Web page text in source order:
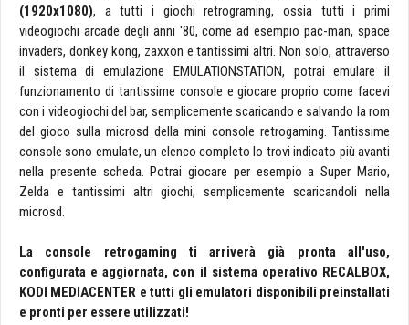
(1920x1080), a tutti i giochi retrograming, ossia tutti i primi
videogiochi arcade degli anni '80, come ad esempio pac-man, space
invaders, donkey kong, zaxxon e tantissimi altri. Non solo, attraverso
il sistema di emulazione EMULATIONSTATION, potrai emulare il
funzionamento di tantissime console e giocare proprio come facevi
con i videogiochi del bar, semplicemente scaricando e salvando la rom
del gioco sulla microsd della mini console retrogaming. Tantissime
console sono emulate, un elenco completo lo trovi indicato più avanti
nella presente scheda. Potrai giocare per esempio a Super Mario,
Zelda e tantissimi altri giochi, semplicemente scaricandoli nella
microsd.
La console retrogaming ti arriverà già pronta all'uso,
configurata e aggiornata, con il sistema operativo RECALBOX,
KODI MEDIACENTER e tutti gli emulatori disponibili preinstallati
e pronti per essere utilizzati!